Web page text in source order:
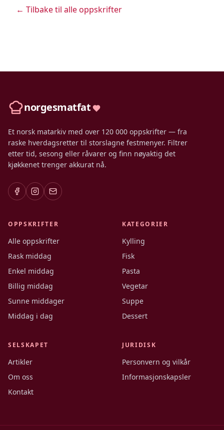
← Tilbake til alle oppskrifter
norgesmatfat
Et norsk matarkiv med over 120 000 oppskrifter — fra
raske hverdagsretter til storslagne festmenyer. Filtrer
etter tid, sesong eller råvarer og finn nøyaktig det
kjøkkenet trenger akkurat nå.
OPPSKRIFTER
Alle oppskrifter
Rask middag
Enkel middag
Billig middag
Sunne middager
Middag i dag
KATEGORIER
Kylling
Fisk
Pasta
Vegetar
Suppe
Dessert
SELSKAPET
Artikler
Om oss
Kontakt
JURIDISK
Personvern og vilkår
Informasjonskapsler